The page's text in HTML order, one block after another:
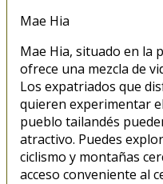
Mae Hia
Mae Hia, situado en la
ofrece una mezcla de
Los expatriados que
quieren experimentar
pueblo tailandés
atractivo. Puedes
ciclismo y montañas
acceso conveniente al